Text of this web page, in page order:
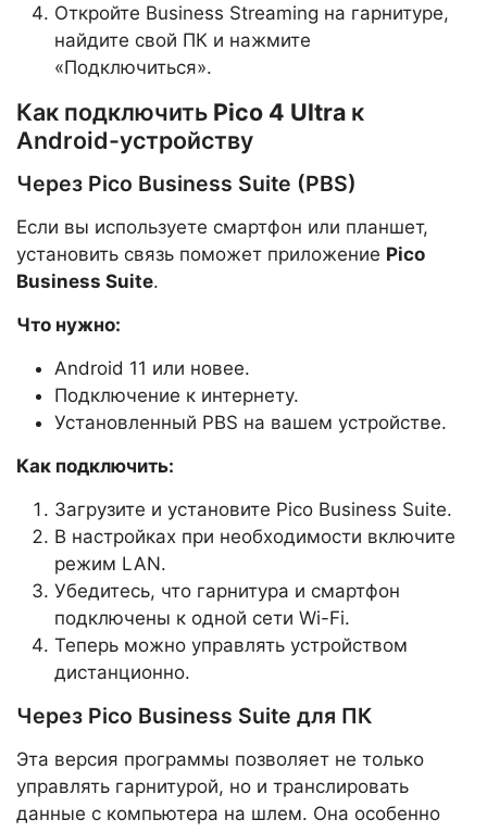
Откройте Business Streaming на гарнитуре,
найдите свой ПК и нажмите
«Подключиться».
Как подключить Pico 4 Ultra к
Android-устройству
Через Pico Business Suite (PBS)
Если вы используете смартфон или планшет,
установить связь поможет приложение Pico
Business Suite.
Что нужно:
Android 11 или новее.
Подключение к интернету.
Установленный PBS на вашем устройстве.
Как подключить:
Загрузите и установите Pico Business Suite.
В настройках при необходимости включите
режим LAN.
Убедитесь, что гарнитура и смартфон
подключены к одной сети Wi-Fi.
Теперь можно управлять устройством
дистанционно.
Через Pico Business Suite для ПК
Эта версия программы позволяет не только
управлять гарнитурой, но и транслировать
данные с компьютера на шлем. Она особенно